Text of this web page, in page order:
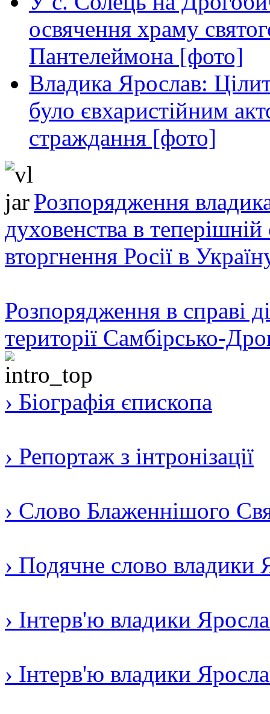
освячення храму
Пантелеймона [фото]
Владика Ярослав:
було євхаристійним
страждання [фото]
Розпорядження
духовенства в теперішній
вторгнення Росії в
Розпорядження в справі
території Самбірсько-
› Біографія єпископа
› Репортаж з інтронізації
› Слово Блаженнішого
› Подячне слово владики
› Інтерв'ю владики
› Інтерв'ю владики